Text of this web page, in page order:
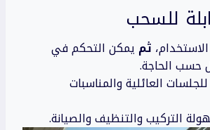
ثم يمكن التحكم في
حسب الحاجة.
العائلية والمناسبات
التركيب والتنظيف والصيانة.